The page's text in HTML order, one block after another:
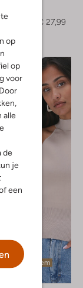
op
op
voor
alle
de
je
een
€ 39,95
€ 27,99
Laatste item